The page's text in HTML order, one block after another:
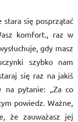
stara się posprzątać
komfort., raz w
gdy masz
szybko nam
się raz na jakiś
na pytanie: „Za co
powiedz. Ważne,
że zauważasz jej